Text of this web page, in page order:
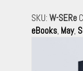
Isusom
(Serbian
SKU: W-SERe
eBooks, May,